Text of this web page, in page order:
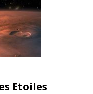
Etoiles